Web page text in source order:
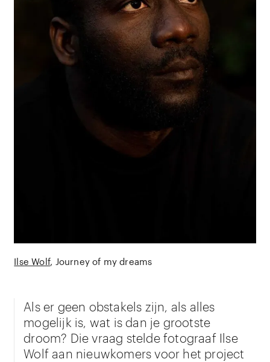
Ilse Wolf Journey of my dreams
Als er geen obstakels zijn, als alles
mogelijk is, wat is dan je grootste
droom? Die vraag stelde fotograaf Ilse
Wolf aan nieuwkomers voor het project